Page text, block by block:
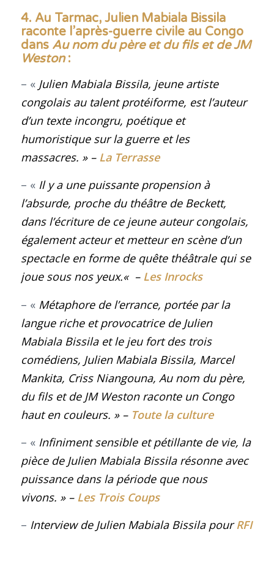
4. Au Tarmac, Julien Mabiala Bissila
raconte l’après-guerre civile au Congo
dans Au nom du père et du fils et de JM
Weston:
– « Julien Mabiala Bissila, jeune artiste
congolais au talent protéiforme, est l’auteur
d’un texte incongru, poétique et
humoristique sur la guerre et les
massacres. » – La Terrasse
– « Il y a une puissante propension à
l’absurde, proche du théâtre de Beckett,
dans l’écriture de ce jeune auteur congolais,
également acteur et metteur en scène d’un
spectacle en forme de quête théâtrale qui se
joue sous nos yeux.« – Les Inrocks
– « Métaphore de l’errance, portée par la
langue riche et provocatrice de Julien
Mabiala Bissila et le jeu fort des trois
comédiens, Julien Mabiala Bissila, Marcel
Mankita, Criss Niangouna, Au nom du père,
du fils et de JM Weston raconte un Congo
haut en couleurs. » – Toute la culture
– « Infiniment sensible et pétillante de vie, la
pièce de Julien Mabiala Bissila résonne avec
puissance dans la période que nous
vivons. »– Les Trois Coups
– Interview de Julien Mabiala Bissila pourRFI